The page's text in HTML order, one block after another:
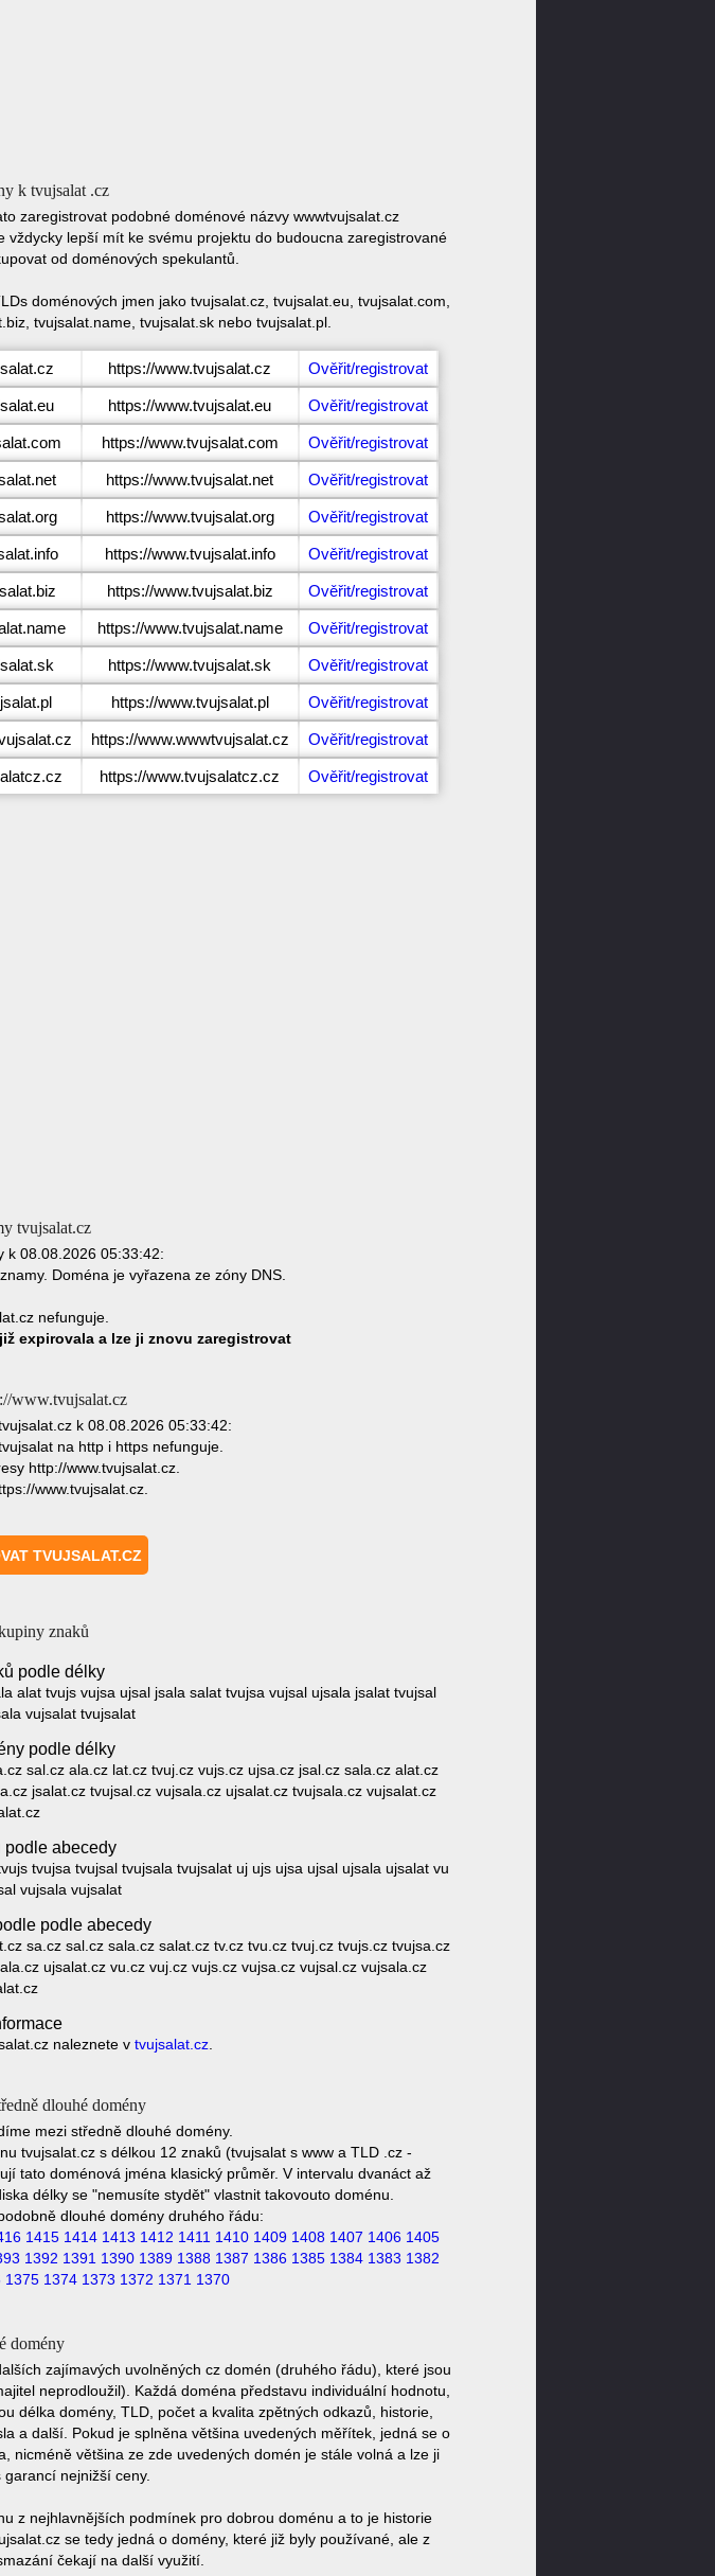
k tvujsalat .cz
zaregistrovat podobné doménové názvy wwwtvujsalat.cz
vždycky lepší mít ke svému projektu do budoucna zaregistrované
od doménových spekulantů.
doménových jmen jako tvujsalat.cz, tvujsalat.eu, tvujsalat.com,
tvujsalat.name, tvujsalat.sk nebo tvujsalat.pl.
https://www.tvujsalat.cz Ověřit/registrovat
https://www.tvujsalat.eu Ověřit/registrovat
https://www.tvujsalat.com Ověřit/registrovat
https://www.tvujsalat.net Ověřit/registrovat
https://www.tvujsalat.org Ověřit/registrovat
https://www.tvujsalat.info Ověřit/registrovat
https://www.tvujsalat.biz Ověřit/registrovat
https://www.tvujsalat.name Ověřit/registrovat
https://www.tvujsalat.sk Ověřit/registrovat
https://www.tvujsalat.pl Ověřit/registrovat
https://www.wwwtvujsalat.cz Ověřit/registrovat
https://www.tvujsalatcz.cz Ověřit/registrovat
tvujsalat.cz
k 08.08.2026 05:33:42:
Doména je vyřazena ze zóny DNS.
nefunguje.
expirovala a lze ji znovu zaregistrovat
www.tvujsalat.cz
k 08.08.2026 05:33:42:
na http i https nefunguje.
http://www.tvujsalat.cz.
www.tvujsalat.cz.
znaků
podle délky
alat tvujs vujsa ujsal jsala salat tvujsa vujsal ujsala jsalat tvujsal
vujsalat tvujsalat
podle délky
sal.cz ala.cz lat.cz tvuj.cz vujs.cz ujsa.cz jsal.cz sala.cz alat.cz
jsalat.cz tvujsal.cz vujsala.cz ujsalat.cz tvujsala.cz vujsalat.cz
podle abecedy
tvujsa tvujsal tvujsala tvujsalat uj ujs ujsa ujsal ujsala ujsalat vu
vujsala vujsalat
podle abecedy
sa.cz sal.cz sala.cz salat.cz tv.cz tvu.cz tvuj.cz tvujs.cz tvujsa.cz
ujsalat.cz vu.cz vuj.cz vujs.cz vujsa.cz vujsal.cz vujsala.cz
naleznete v tvujsalat.cz
dlouhé domény
mezi středně dlouhé domény.
tvujsalat.cz s délkou 12 znaků (tvujsalat s www a TLD .cz -
tato doménová jména klasický průměr. V intervalu dvanáct až
délky se "nemusíte stydět" vlastnit takovouto doménu.
dlouhé domény druhého řádu:
1415 1414 1413 1412 1411 1410 1409 1408 1407 1406 1405
1392 1391 1390 1389 1388 1387 1386 1385 1384 1383 1382
1375 1374 1373 1372 1371 1370
domény
zajímavých uvolněných cz domén (druhého řádu), které jsou
neprodloužil). Každá doména představu individuální hodnotu,
délka domény, TLD, počet a kvalita zpětných odkazů, historie,
a další. Pokud je splněna většina uvedených měřítek, jedná se o
nicméně většina ze zde uvedených domén je stále volná a lze ji
nejnižší ceny.
z nejhlavnějších podmínek pro dobrou doménu a to je historie
se tedy jedná o domény, které již byly používané, ale z
čekají na další využití.